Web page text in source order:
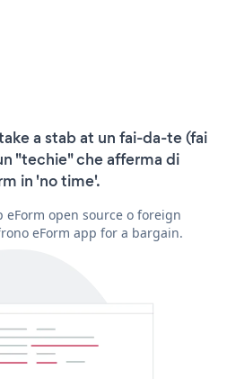
a stab at un fai-da-te (fai
"techie" che afferma di
in 'no time'.
open source o foreign
eForm app for a bargain.